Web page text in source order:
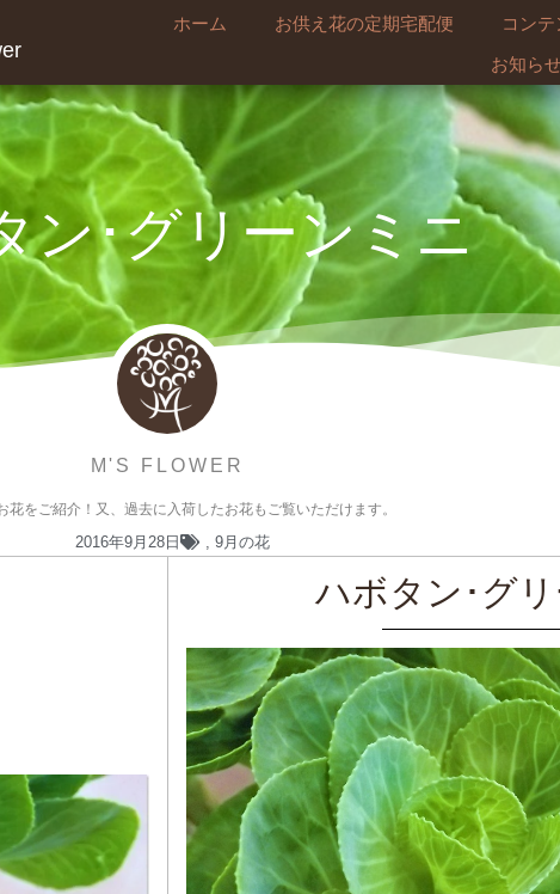
ホーム お供え花の定期宅配便 コンテ
お知ら
ン･グリーンミニ
M'S FLOWER
花をご紹介！又、過去に入荷したお花もご覧いただけます。
2016年9月28日 9月の花
ハボタン･グ